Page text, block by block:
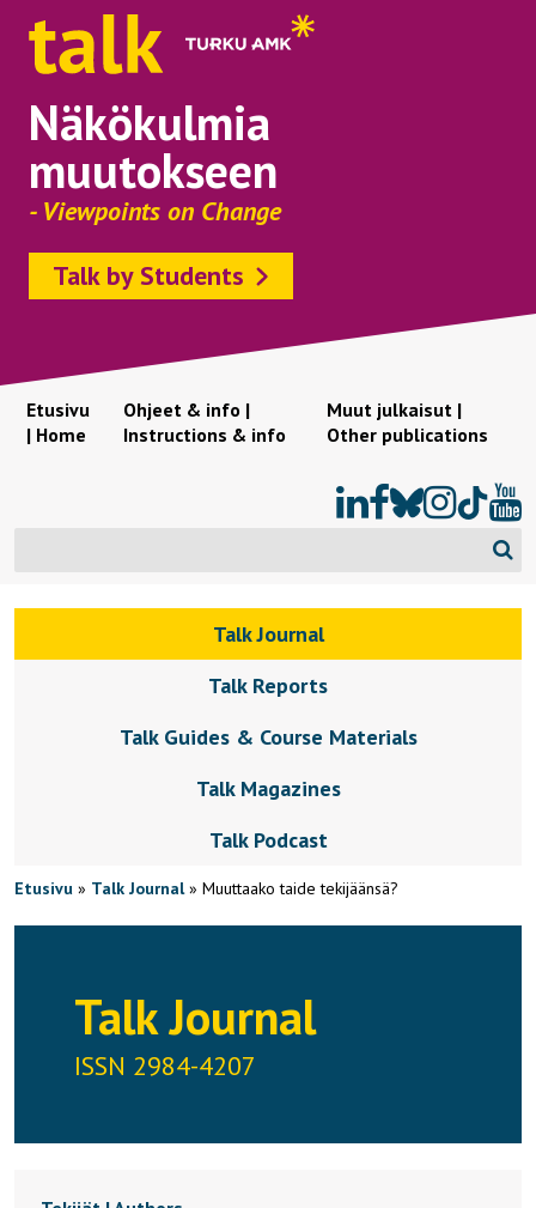
Näkökulmia
muutokseen
- Viewpoints on Change
Talk by Students
Etusivu
| Home
Ohjeet & info |
Instructions & info
Muut julkaisut |
Other publications
Talk Journal
Talk Reports
Talk Guides & Course Materials
Talk Magazines
Talk Podcast
Etusivu » Talk Journal» Muuttaako taide tekijäänsä?
Talk Journal
ISSN 2984-4207